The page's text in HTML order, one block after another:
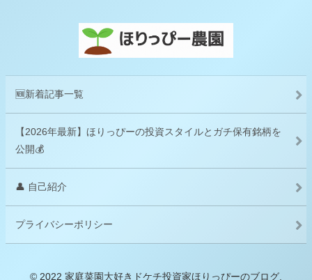
🆕新着記事一覧
【2026年最新】ほりっぴーの投資スタイルとガチ保有銘柄を
公開💰
👤 自己紹介
プライバシーポリシー
© 2022 家庭菜園大好きドケチ投資家ほりっぴーのブログ.